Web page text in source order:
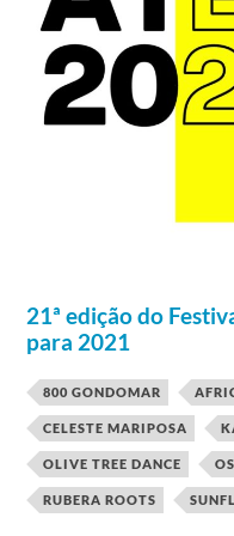
21ª edição do
para 2021
800 GONDOMAR
CELESTE MARIPOSA
OLIVE TREE DANCE
RUBERA ROOTS